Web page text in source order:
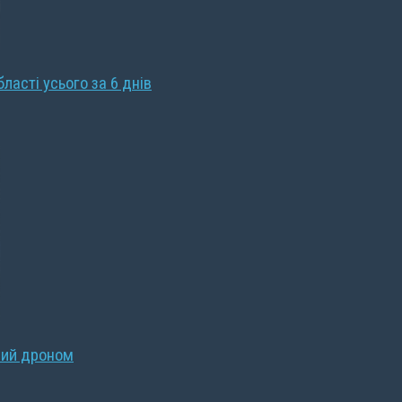
усього за 6 днів
дроном